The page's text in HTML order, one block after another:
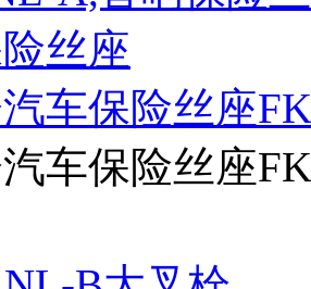
车保险丝座
车保险丝座